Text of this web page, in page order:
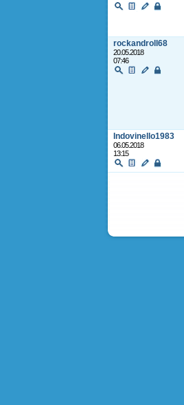
rockandroll68
20.05.2018
07:46
Indovinello1983
06.05.2018
13:15